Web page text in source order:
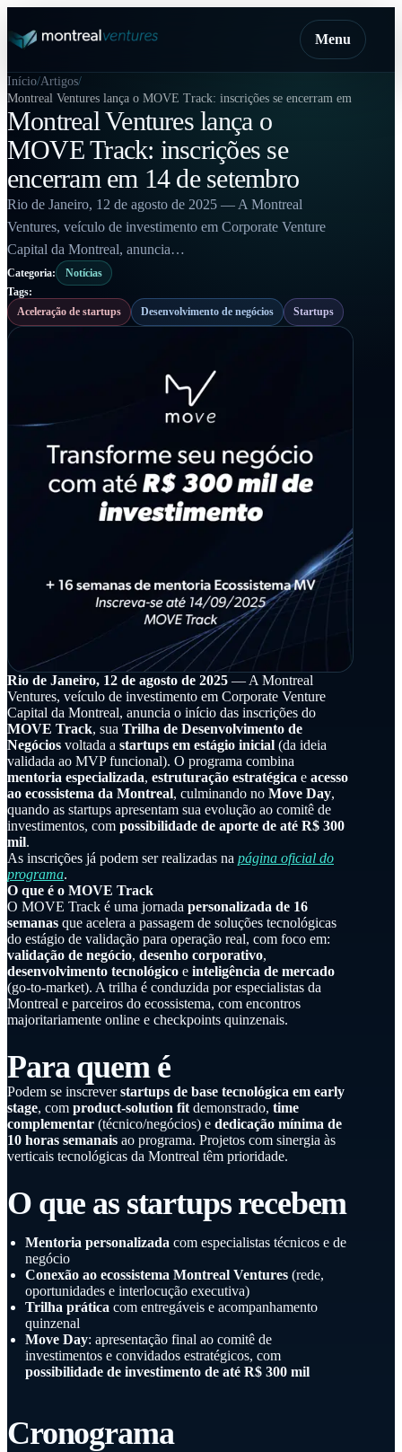
Menu
Início Artigos
Montreal Ventures lança o MOVE Track: inscrições se encerram em 14 de
Montreal Ventures lança o
MOVE Track: inscrições se
encerram em 14 de setembro
Rio de Janeiro, 12 de agosto de 2025 — A Montreal
Ventures, veículo de investimento em Corporate Venture
Capital da Montreal, anuncia…
Categoria:
Notícias
Tags:
Aceleração de startups
Desenvolvimento de negócios Startups
Rio de Janeiro, 12 de agosto de 2025 — A Montreal
Ventures, veículo de investimento em Corporate Venture
Capital da Montreal, anuncia o início das inscrições do
MOVE Track, sua Trilha de Desenvolvimento de
Negócios voltada a startups em estágio inicial (da ideia
validada ao MVP funcional). O programa combina
mentoria especializada, estruturação estratégica e acesso
ao ecossistema da Montreal, culminando no Move Day,
quando as startups apresentam sua evolução ao comitê de
investimentos, com possibilidade de aporte de até R$ 300
mil.
As inscrições já podem ser realizadas na página oficial do
programa.
O que é o MOVE Track
O MOVE Track é uma jornada personalizada de 16
semanas que acelera a passagem de soluções tecnológicas
do estágio de validação para operação real, com foco em:
validação de negócio, desenho corporativo,
desenvolvimento tecnológico e inteligência de mercado
(go-to-market). A trilha é conduzida por especialistas da
Montreal e parceiros do ecossistema, com encontros
majoritariamente online e checkpoints quinzenais.
Para quem é
Podem se inscreverstartups de base tecnológica em early
stage, com product-solution fit demonstrado, time
complementar (técnico/negócios) e dedicação mínima de
10 horas semanais ao programa. Projetos com sinergia às
verticais tecnológicas da Montreal têm prioridade.
O que as startups recebem
Mentoria personalizada com especialistas técnicos e de
negócio
Conexão ao ecossistema Montreal Ventures (rede,
oportunidades e interlocução executiva)
Trilha prática com entregáveis e acompanhamento
quinzenal
Move Day: apresentação final ao comitê de
investimentos e convidados estratégicos, com
possibilidade de investimento de até R$ 300 mil
Cronograma